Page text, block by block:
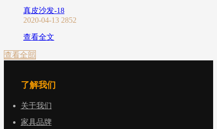
真皮沙发-18
2020-04-13 2852
查看全文
查看全部
了解我们
关于我们
家具品牌